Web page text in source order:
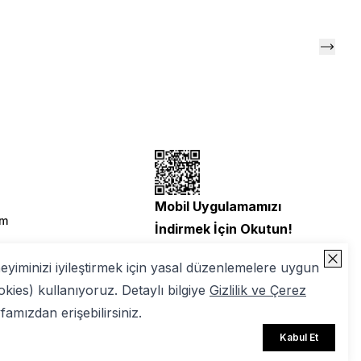
iyileştirmek için yasal düzenlemelere uygun
kullanıyoruz. Detaylı bilgiye Gizlilik ve Çerez
erişebilirsiniz.
Kabul Et
Mobil Uygulamamızı
İndirmek İçin Okutun!